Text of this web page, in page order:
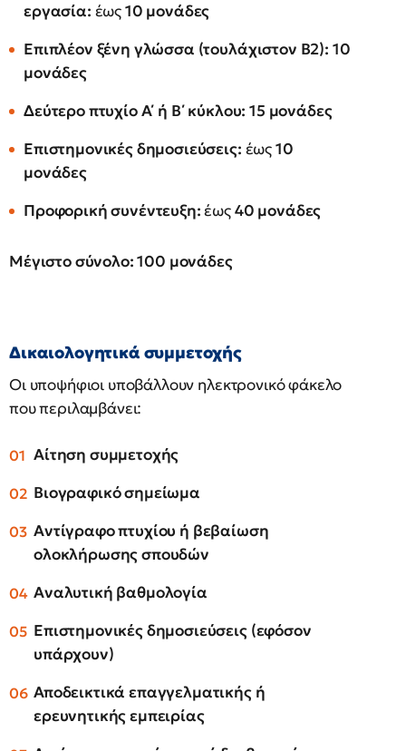
εργασία: έως10 μονάδες
Επιπλέον ξένη γλώσσα (τουλάχιστον Β2): 10
μονάδες
Δεύτερο πτυχίο Α΄ ή Β΄ κύκλου: 15 μονάδες
Επιστημονικές δημοσιεύσεις: έως10
μονάδες
Προφορική συνέντευξη:έως40 μονάδες
Μέγιστο σύνολο: 100 μονάδες
Δικαιολογητικά συμμετοχής
Οι υποψήφιοι υποβάλλουν ηλεκτρονικό φάκελο
που περιλαμβάνει:
Αίτηση συμμετοχής
Βιογραφικό σημείωμα
Αντίγραφο πτυχίου ή βεβαίωση
ολοκλήρωσης σπουδών
Αναλυτική βαθμολογία
Επιστημονικές δημοσιεύσεις (εφόσον
υπάρχουν)
Αποδεικτικά επαγγελματικής ή
ερευνητικής εμπειρίας